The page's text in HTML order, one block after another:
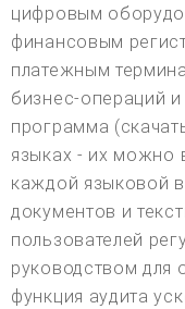
цифровым
финансовым
платежным
бизнес-операций
программа
языках - их можно
каждой языковой
документов и
пользователей
руководством для
функция аудита